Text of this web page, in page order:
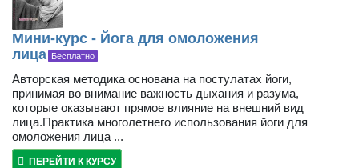
Мини-курс - Йога для омоложения
лица Бесплатно
Авторская методика основана на постулатах йоги,
принимая во внимание важность дыхания и разума,
которые оказывают прямое влияние на внешний вид
лица.Практика многолетнего использования йоги для
омоложения лица ...
ПЕРЕЙТИ К КУРСУ